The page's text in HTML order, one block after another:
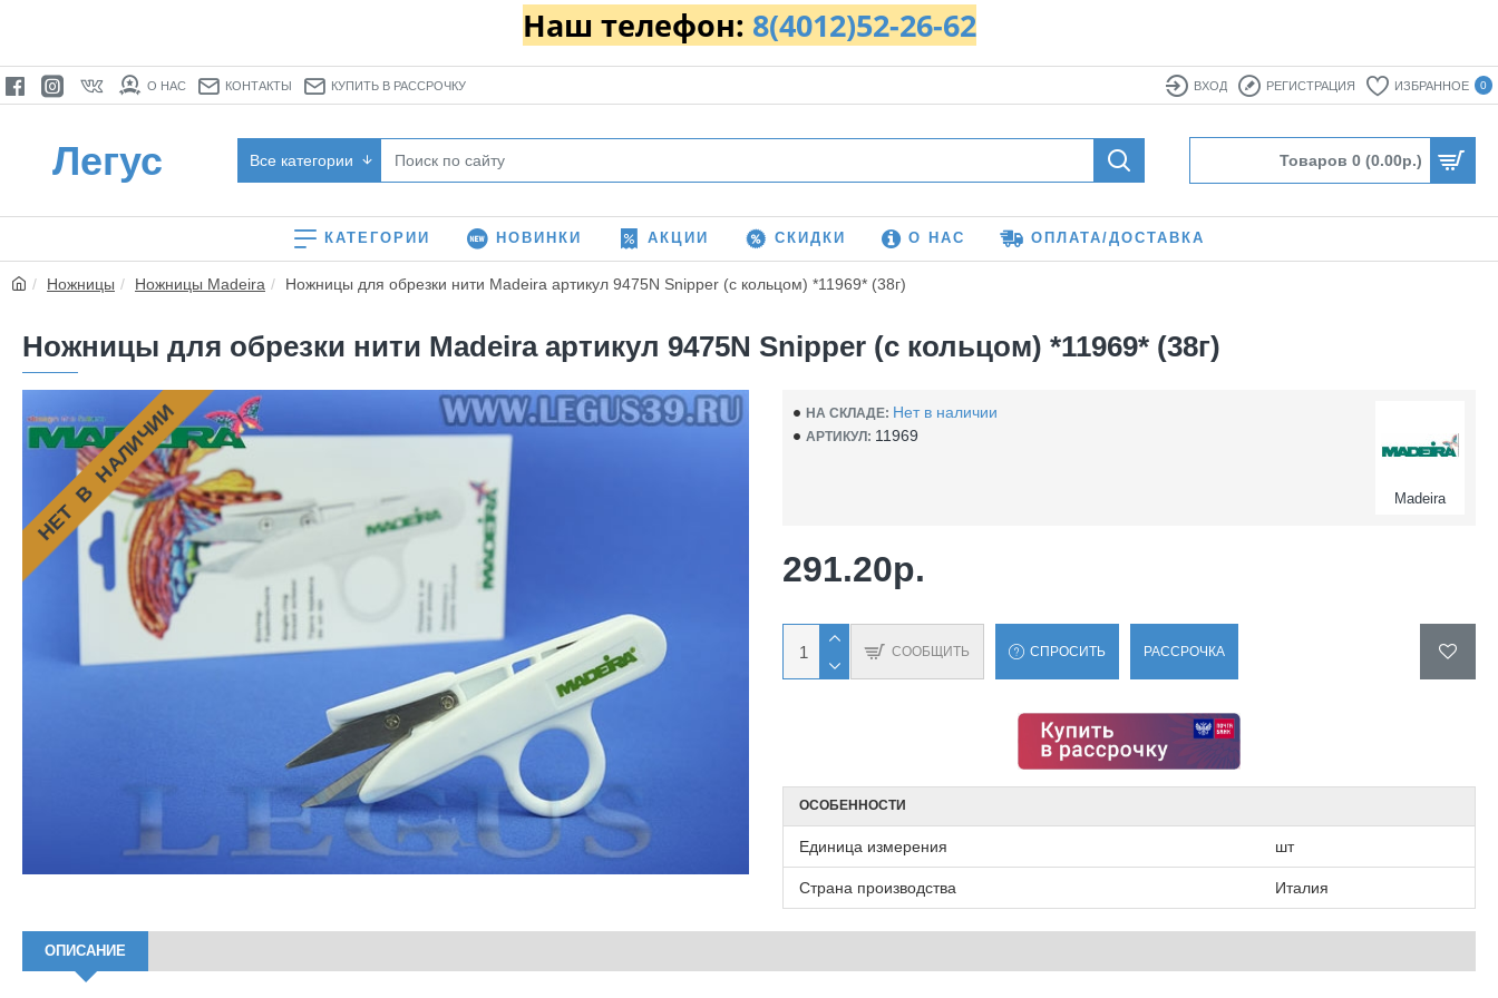
Наш телефон: 8(4012)52-26-62
О НАС КОНТАКТЫ КУПИТЬ В РАССРОЧКУ ВХОД РЕГИСТРАЦИЯ ИЗБРАННОЕ 0
Легус Все категории Товаров 0 (0.00р.)
КАТЕГОРИИ НОВИНКИ АКЦИИ СКИДКИ О НАС ОПЛАТА/ДОСТАВКА
Ножницы Ножницы Madeira Ножницы для обрезки нити Madeira артикул 9475N Snipper (с кольцом) *11969* (38г)
Ножницы для обрезки нити Madeira артикул 9475N Snipper (с кольцом) *11969* (38г)
НЕТ В НАЛИЧИИ НА СКЛАДЕ: Нет в наличии
АРТИКУЛ: 11969
Madeira
291.20р.
СООБЩИТЬ СПРОСИТЬ РАССРОЧКА
ОСОБЕННОСТИ
Единица измерения шт
Страна производства Италия
ОПИСАНИЕ